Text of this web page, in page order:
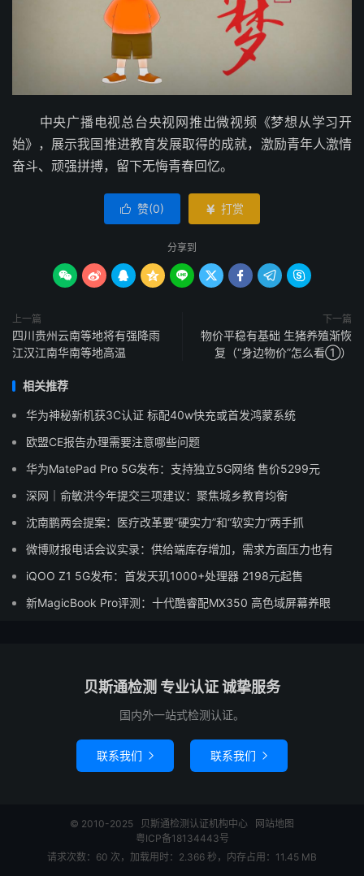
中央广播电视总台央视网推出微视频《梦想从学习开
始》，展示我国推进教育发展取得的成就，激励青年人激情
奋斗、顽强拼搏，留下无悔青春回忆。
 赞(0)  打赏
分享到
        
上一篇
四川贵州云南等地将有强降雨
江汉江南华南等地高温
下一篇
物价平稳有基础 生猪养殖渐恢
复（“身边物价”怎么看①）
相关推荐
华为神秘新机获3C认证 标配40w快充或首发鸿蒙系统
欧盟CE报告办理需要注意哪些问题
华为MatePad Pro 5G发布：支持独立5G网络 售价5299元
深网｜俞敏洪今年提交三项建议：聚焦城乡教育均衡
沈南鹏两会提案：医疗改革要“硬实力”和“软实力”两手抓
微博财报电话会议实录：供给端库存增加，需求方面压力也有
iQOO Z1 5G发布：首发天玑1000+处理器 2198元起售
新MagicBook Pro评测：十代酷睿配MX350 高色域屏幕养眼
贝斯通检测 专业认证 诚挚服务
国内外一站式检测认证。
联系我们  联系我们 
© 2010-2025 贝斯通检测认证机构中心
网站地图
粤ICP备18134443号
请求次数：60 次，加载用时：2.366 秒，内存占用：11.45 MB